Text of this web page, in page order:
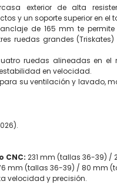
exterior de alta
y un soporte superior en el
de 165 mm te
ruedas grandes
ruedas alineadas en el
en velocidad.
su ventilación y lavado,
CNC: 231 mm (tallas 36-39) /
76 mm (tallas 36-39) / 80 mm
velocidad y precisión.